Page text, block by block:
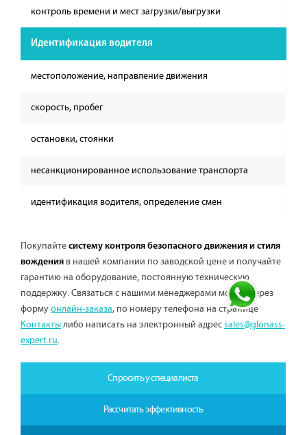
контроль времени и мест загрузки/выгрузки
Идентификация водителя
местоположение, направление движения
скорость, пробег
остановки, стоянки
несанкционированное использование транспорта
идентификация водителя, определение смен
Покупайте систему контроля безопасного движения и стиля
вождения в нашей компании по заводской цене и получайте
гарантию на оборудование, постоянную техническую
поддержку. Связаться с нашими менеджерами можно через
формуонлайн-заказа, по номеру телефона на странице
Контактылибо написать на электронный адресsales@glonass-
expert.ru.
Спросить у специалиста
Рассчитать эффективность